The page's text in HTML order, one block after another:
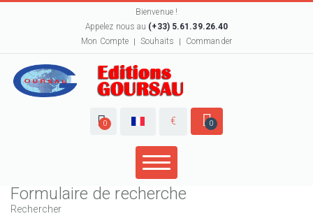
Bienvenue !
Appelez nous au (+33) 5.61.39.26.40
Mon Compte
Souhaits Commander
0 € 0
Formulaire de recherche
Rechercher